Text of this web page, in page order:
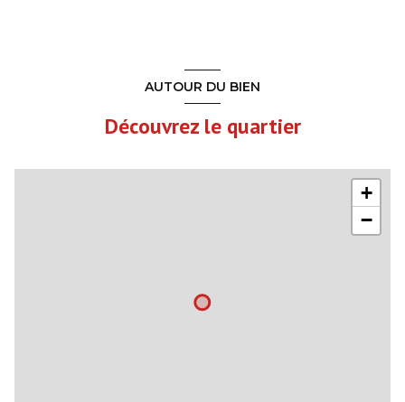
AUTOUR DU BIEN
Découvrez le quartier
+
−